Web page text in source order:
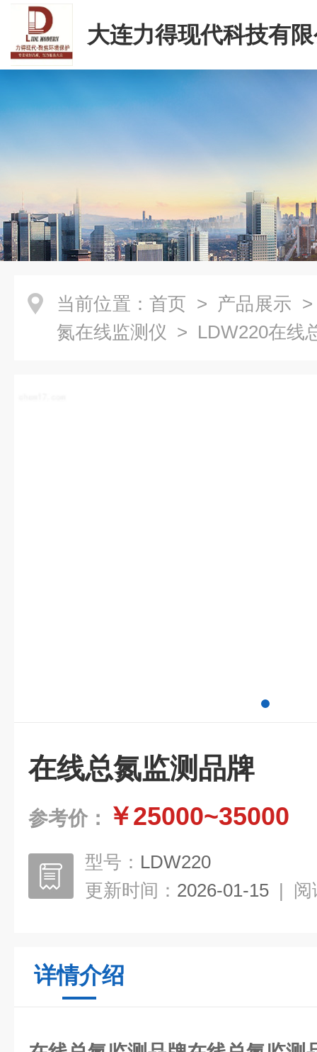
大连力得现代科技有
当前位置： 首页 > 产品展示
氮在线监测仪 > LDW220在线
在线总氮监测品牌
参考价： ￥25000~35000
型号： LDW220
更新时间： 2026-01-15 | 阅
详情介绍